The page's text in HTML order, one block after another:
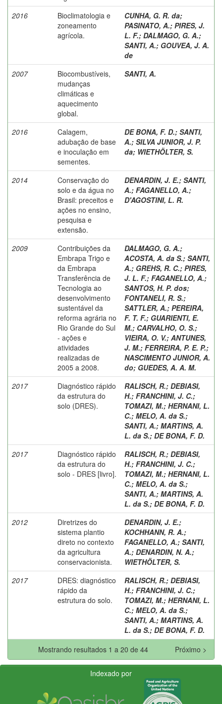
2016
Bioclimatologia e
zoneamento
agrícola.
CUNHA, G. R. da;
PASINATO, A.; PIRES, J.
L. F.; DALMAGO, G. A.;
SANTI, A.; GOUVEA, J. A.
de
2007
Biocombustíveis,
mudanças
climáticas e
aquecimento
global.
SANTI, A.
2016
Calagem,
adubação de base
e inoculação em
sementes.
DE BONA, F. D.; SANTI,
A.; SILVA JUNIOR, J. P.
da; WIETHÖLTER, S.
2014
Conservação do
solo e da água no
Brasil: preceitos e
ações no ensino,
pesquisa e
extensão.
DENARDIN, J. E.; SANTI,
A.; FAGANELLO, A.;
D'AGOSTINI, L. R.
2009
Contribuições da
Embrapa Trigo e
da Embrapa
Transferência de
Tecnologia ao
desenvolvimento
sustentável da
reforma agrária no
Rio Grande do Sul
- ações e
atividades
realizadas de
2005 a 2008.
DALMAGO, G. A.;
ACOSTA, A. da S.; SANTI,
A.; GREHS, R. C.; PIRES,
J. L. F.; FAGANELLO, A.;
SANTOS, H. P. dos;
FONTANELI, R. S.;
SATTLER, A.; PEREIRA,
F. T. F.; GUARIENTI, E.
M.; CARVALHO, O. S.;
VIEIRA, O. V.; ANTUNES,
J. M.; FERREIRA, P. E. P.;
NASCIMENTO JUNIOR, A.
do; GUEDES, A. A. M.
2017
Diagnóstico rápido
da estrutura do
solo (DRES).
RALISCH, R.; DEBIASI,
H.; FRANCHINI, J. C.;
TOMAZI, M.; HERNANI, L.
C.; MELO, A. da S.;
SANTI, A.; MARTINS, A.
L. da S.; DE BONA, F. D.
2017
Diagnóstico rápido
da estrutura do
solo - DRES [livro].
RALISCH, R.; DEBIASI,
H.; FRANCHINI, J. C.;
TOMAZI, M.; HERNANI, L.
C.; MELO, A. da S.;
SANTI, A.; MARTINS, A.
L. da S.; DE BONA, F. D.
2012
Diretrizes do
sistema plantio
direto no contexto
da agricultura
conservacionista.
DENARDIN, J. E.;
KOCHHANN, R. A.;
FAGANELLO, A.; SANTI,
A.; DENARDIN, N. A.;
WIETHÖLTER, S.
2017
DRES: diagnóstico
rápido da
estrutura do solo.
RALISCH, R.; DEBIASI,
H.; FRANCHINI, J. C.;
TOMAZI, M.; HERNANI, L.
C.; MELO, A. da S.;
SANTI, A.; MARTINS, A.
L. da S.; DE BONA, F. D.
Mostrando resultados 1 a 20 de 44
Próximo >
Indexado por